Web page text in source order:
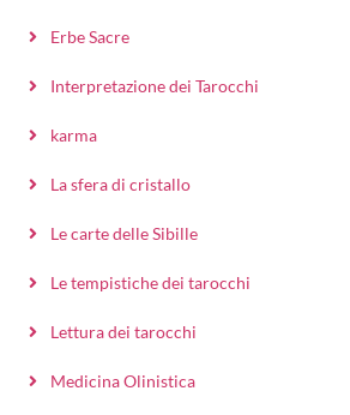
Erbe Sacre
Interpretazione dei Tarocchi
karma
La sfera di cristallo
Le carte delle Sibille
Le tempistiche dei tarocchi
Lettura dei tarocchi
Medicina Olinistica